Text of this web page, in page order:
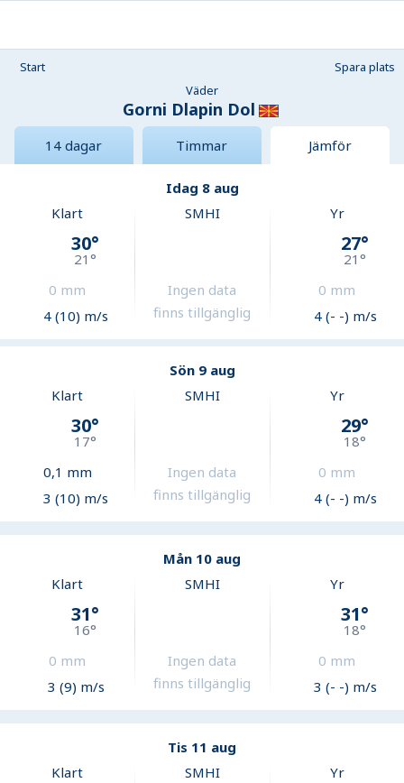
Start
Spara plats
Väder
Gorni Dlapin Dol
14 dagar Timmar Jämför
Idag 8 aug
Klart
30°
21°
0 mm
4 (10) m/s
SMHI
Ingen data
finns tillgänglig
Yr
27°
21°
0 mm
4 (- -) m/s
Sön 9 aug
Klart
30°
17°
0,1 mm
3 (10) m/s
SMHI
Ingen data
finns tillgänglig
Yr
29°
18°
0 mm
4 (- -) m/s
Mån 10 aug
Klart
31°
16°
0 mm
3 (9) m/s
SMHI
Ingen data
finns tillgänglig
Yr
31°
18°
0 mm
3 (- -) m/s
Tis 11 aug
Klart
SMHI Yr